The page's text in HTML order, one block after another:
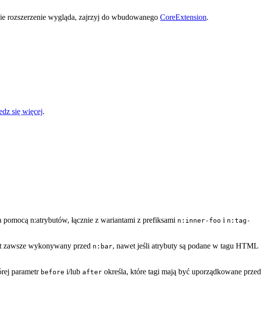
rozszerzenie wygląda, zajrzyj do wbudowanego CoreExtension.
się więcej.
n:atrybutów, łącznie z wariantami z prefiksami n:inner-foo i n:tag-
zawsze wykonywany przed n:bar, nawet jeśli atrybuty są podane w tagu HTML
parametr before i/lub after określa, które tagi mają być uporządkowane przed